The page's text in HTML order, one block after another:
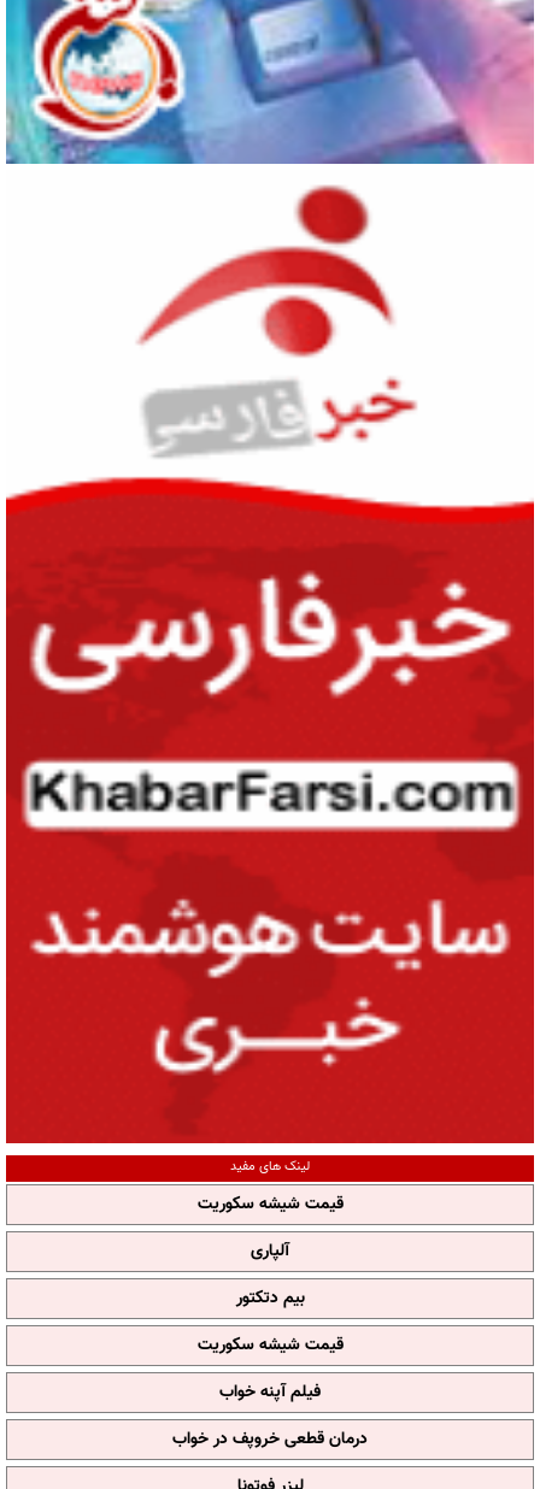
لینک های مفید
قیمت شیشه سکوریت
آلپاری
بیم دتکتور
قیمت شیشه سکوریت
فیلم آپنه خواب
درمان قطعی خروپف در خواب